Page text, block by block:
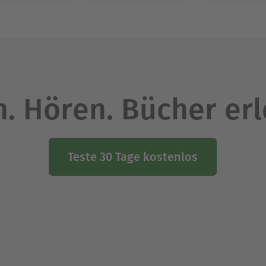
Hören. Bücher
Teste 30 Tage kostenlos